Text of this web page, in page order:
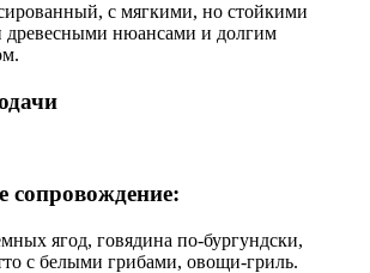
с мягкими, но стойкими
древесными нюансами и долгим
сопровождение:
ягод, говядина по-бургундски,
с белыми грибами, овощи-гриль.